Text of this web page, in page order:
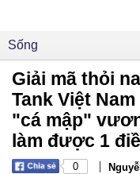
Sống
Giải mã thỏi
Tank Việt
"cá mập"
làm được 1
0 |